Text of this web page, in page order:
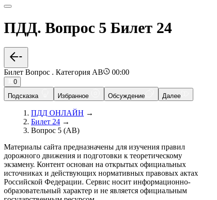
ПДД. Вопрос 5 Билет 24
Билет Вопрос . Категория AB 00:00
0
Подсказка
Избранное Обсуждение Далее
ПДД ОНЛАЙН →
Билет 24 →
Вопрос 5 (AB)
Материалы сайта предназначены для изучения правил
дорожного движения и подготовки к теоретическому
экзамену. Контент основан на открытых официальных
источниках и действующих нормативных правовых актах
Российской Федерации. Сервис носит информационно-
образовательный характер и не является официальным